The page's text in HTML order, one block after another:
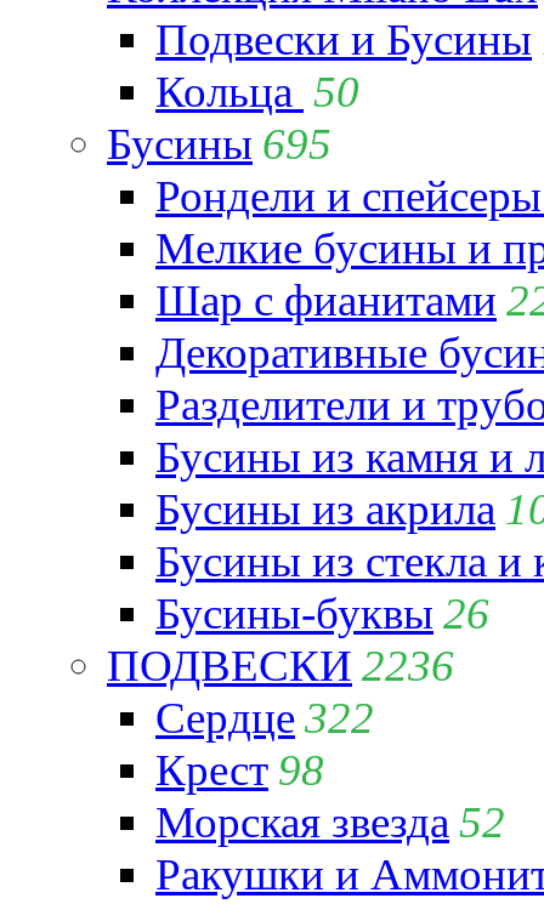
Подвески и Бусины
Кольца 50
Бусины 695
Рондели и
Мелкие бусины и
Шар с фианитами
Декоративные
Разделители и
Бусины из камня и
Бусины из акрила
Бусины из стекла и
Бусины-буквы 26
ПОДВЕСКИ 2236
Сердце322
Крест 98
Морская звезда 52
Ракушки и